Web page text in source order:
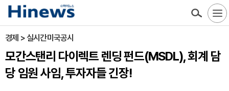
경제 > 실시간미국공시
모간스탠리 다이렉트 렌딩 펀드(MSDL), 회계 담
당 임원 사임, 투자자들 긴장!